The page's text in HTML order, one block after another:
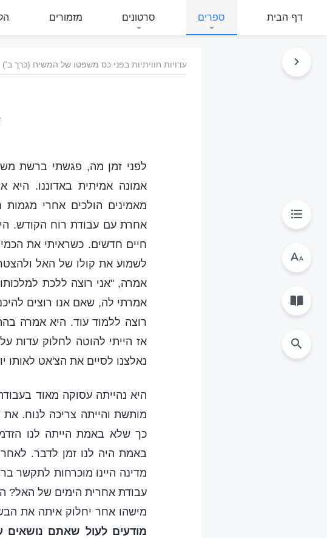
דף הבית ספרים סרטונים מזמורים
עדויות חוויתיות בפני כס משפטו של המשיח (כרך ב')
לפני זמן מה, פגשתי ברשת
אמונה אמיתית באדוננו.
מאמינים הולכים אחרי
אחרת עם עבודת רוח הקודש.
חיים חדשים. כשראיתי את
לשמוע את קולו של האל
אמרה, "אני רוצה ללכת
אמרתי לה, שאם אנו רוצים
רוצה ללמוד עוד. היא אמרה
אז הייתי להוטה לחלוק עדות
נאלצנו לסיים את הצ'אט לאותו
היא נהייתה עסוקה מאוד
מותשת והייתה צריכה לנוח.
כך שלא באמת הייתה לנו
באמת היה לנו זמן לדבר.
מדינה היינו מוכרחות לתקשר
עבודת אחרית הימים של האל?
מישהו אחר יחלוק איתה את
מודעים לעול שאתם נושאים